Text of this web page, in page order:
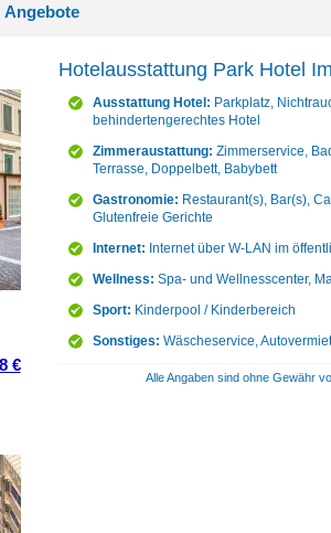
Angebote
Hotelausstattung Park Hotel
Ausstattung Hotel: Parkplatz,
behindertengerechtes Hotel
Zimmeraustattung: Zimmerservice,
Terrasse, Doppelbett, Babybett
Gastronomie: Restaurant(s), Bar(s),
Glutenfreie Gerichte
Internet: Internet über W-LAN im
Wellness: Spa- und Wellnesscenter,
Sport: Kinderpool / Kinderbereich
Sonstiges: Wäscheservice,
Alle Angaben sind ohne Gewähr
€